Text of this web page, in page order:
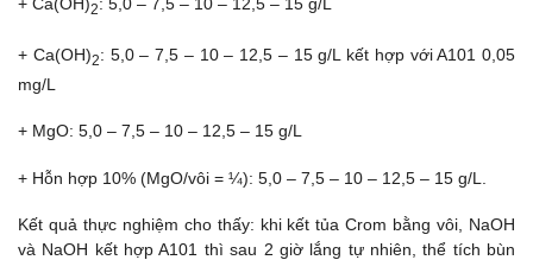
+ Ca(OH)2: 5,0 – 7,5 – 10 – 12,5 – 15 g/L
+ Ca(OH)2: 5,0 – 7,5 – 10 – 12,5 – 15 g/L kết hợp với A101 0,05
mg/L
+ MgO: 5,0 – 7,5 – 10 – 12,5 – 15 g/L
+ Hỗn hợp 10% (MgO/vôi = ¼): 5,0 – 7,5 – 10 – 12,5 – 15 g/L.
Kết quả thực nghiệm cho thấy: khi kết tủa Crom bằng vôi, NaOH
và NaOH kết hợp A101 thì sau 2 giờ lắng tự nhiên, thể tích bùn